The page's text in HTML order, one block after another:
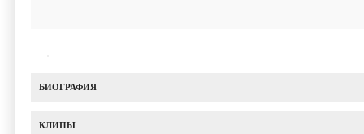
БИОГРАФИЯ
КЛИПЫ